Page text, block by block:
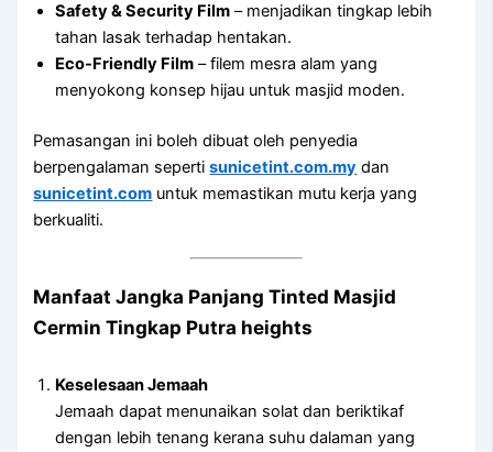
Safety & Security Film – menjadikan tingkap lebih
tahan lasak terhadap hentakan.
Eco-Friendly Film – filem mesra alam yang
menyokong konsep hijau untuk masjid moden.
Pemasangan ini boleh dibuat oleh penyedia
berpengalaman sepertisunicetint.com.my dan
sunicetint.com untuk memastikan mutu kerja yang
berkualiti.
Manfaat Jangka PanjangTinted Masjid
Cermin Tingkap Putra heights
Keselesaan Jemaah
Jemaah dapat menunaikan solat dan beriktikaf
dengan lebih tenang kerana suhu dalaman yang